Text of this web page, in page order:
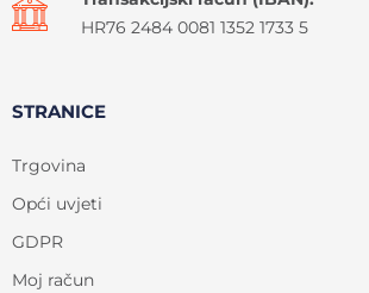
HR76 2484 0081 1352 1733 5
STRANICE
Trgovina
Opći uvjeti
GDPR
Moj račun